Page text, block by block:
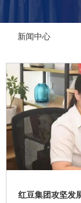
新闻中心
红豆集团攻坚发